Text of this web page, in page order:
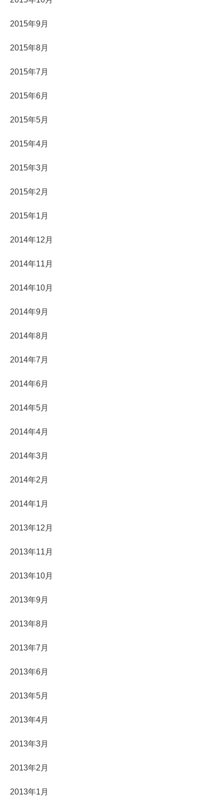
2015年9月
2015年8月
2015年7月
2015年6月
2015年5月
2015年4月
2015年3月
2015年2月
2015年1月
2014年12月
2014年11月
2014年10月
2014年9月
2014年8月
2014年7月
2014年6月
2014年5月
2014年4月
2014年3月
2014年2月
2014年1月
2013年12月
2013年11月
2013年10月
2013年9月
2013年8月
2013年7月
2013年6月
2013年5月
2013年4月
2013年3月
2013年2月
2013年1月